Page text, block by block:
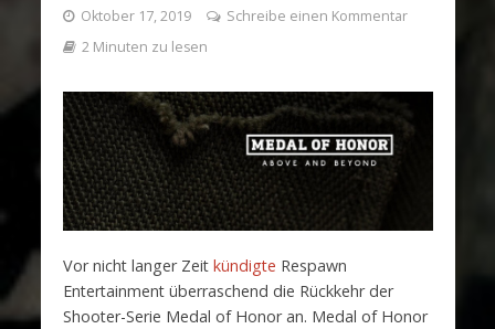
Oktober 17, 2019
Schreibe einen Kommentar
2 Minuten zu lesen
Vor nicht langer Zeit kündigte Respawn
Entertainment überraschend die Rückkehr der
Shooter-Serie Medal of Honor an. Medal of Honor